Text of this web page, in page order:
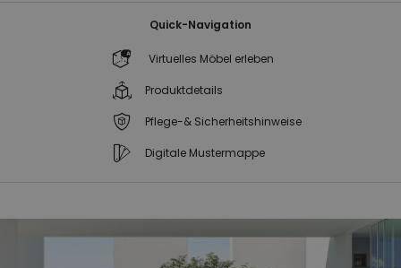
Quick-Navigation
Virtuelles Möbel erleben
Produktdetails
Pflege-& Sicherheitshinweise
Digitale Mustermappe